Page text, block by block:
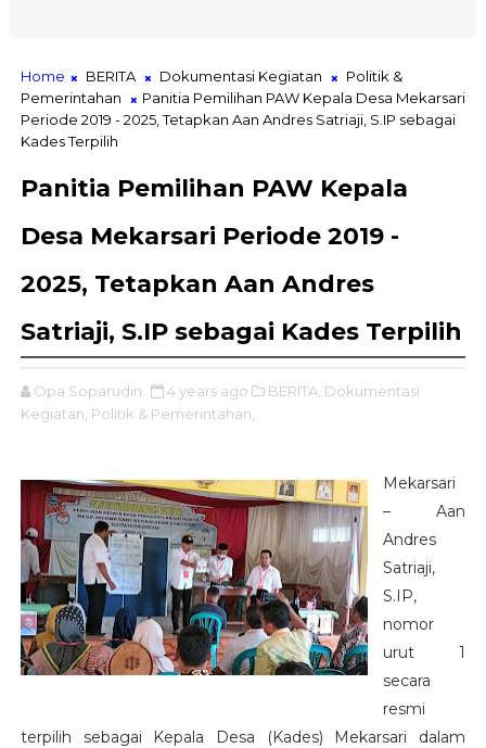
Home BERITA Dokumentasi Kegiatan
Politik &
Pemerintahan
Panitia Pemilihan PAW Kepala Desa Mekarsari
Periode 2019 - 2025, Tetapkan Aan Andres Satriaji, S.IP sebagai
Kades Terpilih
Panitia Pemilihan PAW Kepala
Desa Mekarsari Periode 2019 -
2025, Tetapkan Aan Andres
Satriaji, S.IP sebagai Kades Terpilih
Opa Soparudin 4 years ago BERITA, Dokumentasi
Kegiatan, Politik & Pemerintahan,
Mekarsari
–Aan
Andres
Satriaji,
S.IP,
nomor
urut 1
secara
resmi
terpilih sebagai Kepala Desa (Kades) Mekarsari dalam